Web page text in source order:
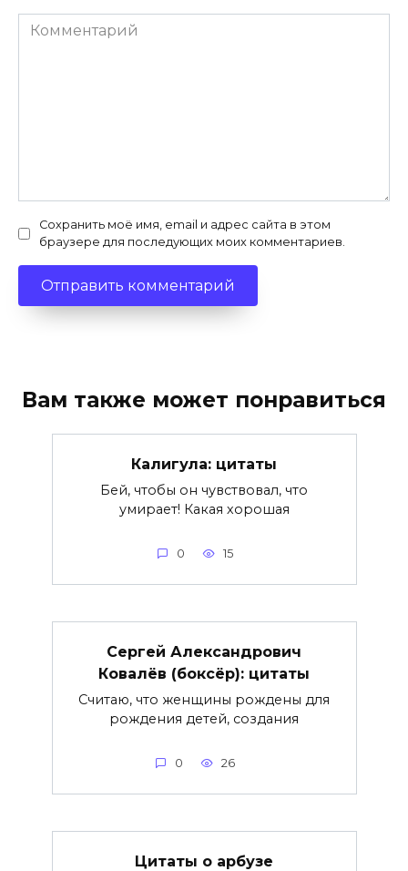
Комментарий
Сохранить моё имя, email и адрес сайта в этом
браузере для последующих моих комментариев.
Вам также может понравиться
Калигула: цитаты
Бей, чтобы он чувствовал, что
умирает! Какая хорошая
0 15
Сергей Александрович
Ковалёв (боксёр): цитаты
Считаю, что женщины рождены для
рождения детей, создания
0 26
Цитаты о арбузе